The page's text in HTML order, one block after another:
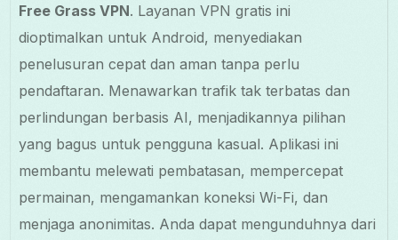
Free Grass VPN. Layanan VPN gratis ini
dioptimalkan untuk Android, menyediakan
penelusuran cepat dan aman tanpa perlu
pendaftaran. Menawarkan trafik tak terbatas dan
perlindungan berbasis AI, menjadikannya pilihan
yang bagus untuk pengguna kasual. Aplikasi ini
membantu melewati pembatasan, mempercepat
permainan, mengamankan koneksi Wi-Fi, dan
menjaga anonimitas. Anda dapat mengunduhnya dari